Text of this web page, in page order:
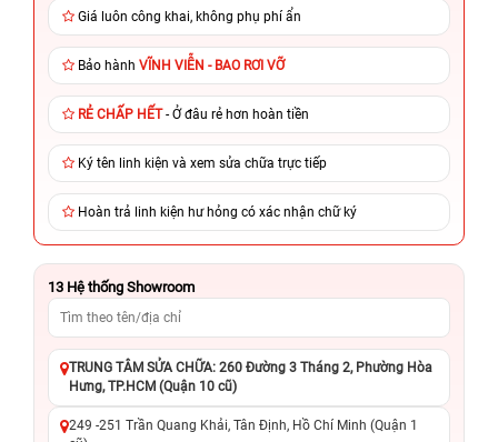
Giá luôn công khai, không phụ phí ẩn
Bảo hành VĨNH VIỄN - BAO RƠI VỠ
RẺ CHẤP HẾT- Ở đâu rẻ hơn hoàn tiền
Ký tên linh kiện và xem sửa chữa trực tiếp
Hoàn trả linh kiện hư hỏng có xác nhận chữ ký
13 Hệ thống Showroom
TRUNG TÂM SỬA CHỮA: 260 Đường 3 Tháng 2, Phường Hòa
Hưng, TP.HCM (Quận 10 cũ)
249 -251 Trần Quang Khải, Tân Định, Hồ Chí Minh (Quận 1